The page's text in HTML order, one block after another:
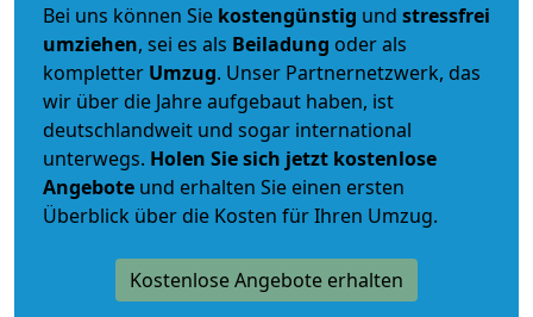
Bei uns können Sie kostengünstig und stressfrei
umziehen, sei es als Beiladung oder als
kompletter Umzug. Unser Partnernetzwerk, das
wir über die Jahre aufgebaut haben, ist
deutschlandweit und sogar international
unterwegs. Holen Sie sich jetzt kostenlose
Angebote und erhalten Sie einen ersten
Überblick über die Kosten für Ihren Umzug.
Kostenlose Angebote erhalten